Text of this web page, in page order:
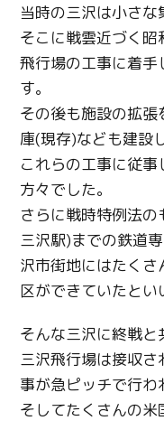
当時の三沢は小さな
そこに戦雲近づく
飛行場の工事に着
す。
その後も施設の拡
庫(現存)なども建設
これらの工事に従
方々でした。
さらに戦時特例法
三沢駅)までの鉄道
沢市街地にはたく
区ができていたとい
そんな三沢に終戦と
三沢飛行場は接収
事が急ピッチで行わ
そしてたくさんの米